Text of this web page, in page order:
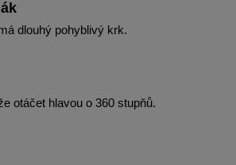
dlouhý pohyblivý krk.
otáčet hlavou o 360 stupňů.